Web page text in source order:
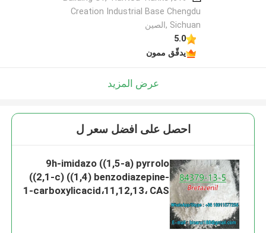
Creation Industrial Base Chengdu
Sichuan ,الصين
5.0
يدقّق ممون
عرض المزيد
احصل على افضل سعر ل
9h-imidazo ((1,5-a) pyrrolo
((2,1-c) ((1,4) benzodiazepine-
1-carboxylicacid،11,12,13، CAS